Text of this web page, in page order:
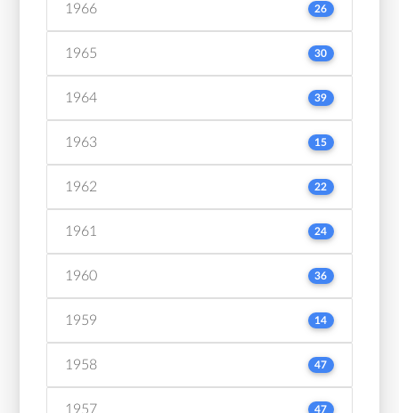
1966 26
1965 30
1964 39
1963 15
1962 22
1961 24
1960 36
1959 14
1958 47
1957 47